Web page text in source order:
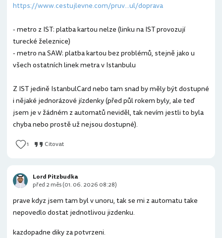
https://www.cestujlevne.com/pruv...ul/doprava
- metro z IST: platba kartou nelze (linku na IST provozují
turecké železnice)
- metro na SAW: platba kartou bez problémů, stejně jako u
všech ostatních linek metra v Istanbulu
Z IST jedině IstanbulCard nebo tam snad by měly být dostupné
i nějaké jednorázové jízdenky (před půl rokem byly, ale teď
jsem je v žádném z automatů neviděl, tak nevím jestli to byla
chyba nebo prostě už nejsou dostupné).
1 Citovat
prave kdyz jsem tam byl v unoru, tak se mi z automatu take
nepovedlo dostat jednotlivou jizdenku.
kazdopadne diky za potvrzeni.
Lord Pitzbudka
před 2 měs (01. 06. 2026 08:28)